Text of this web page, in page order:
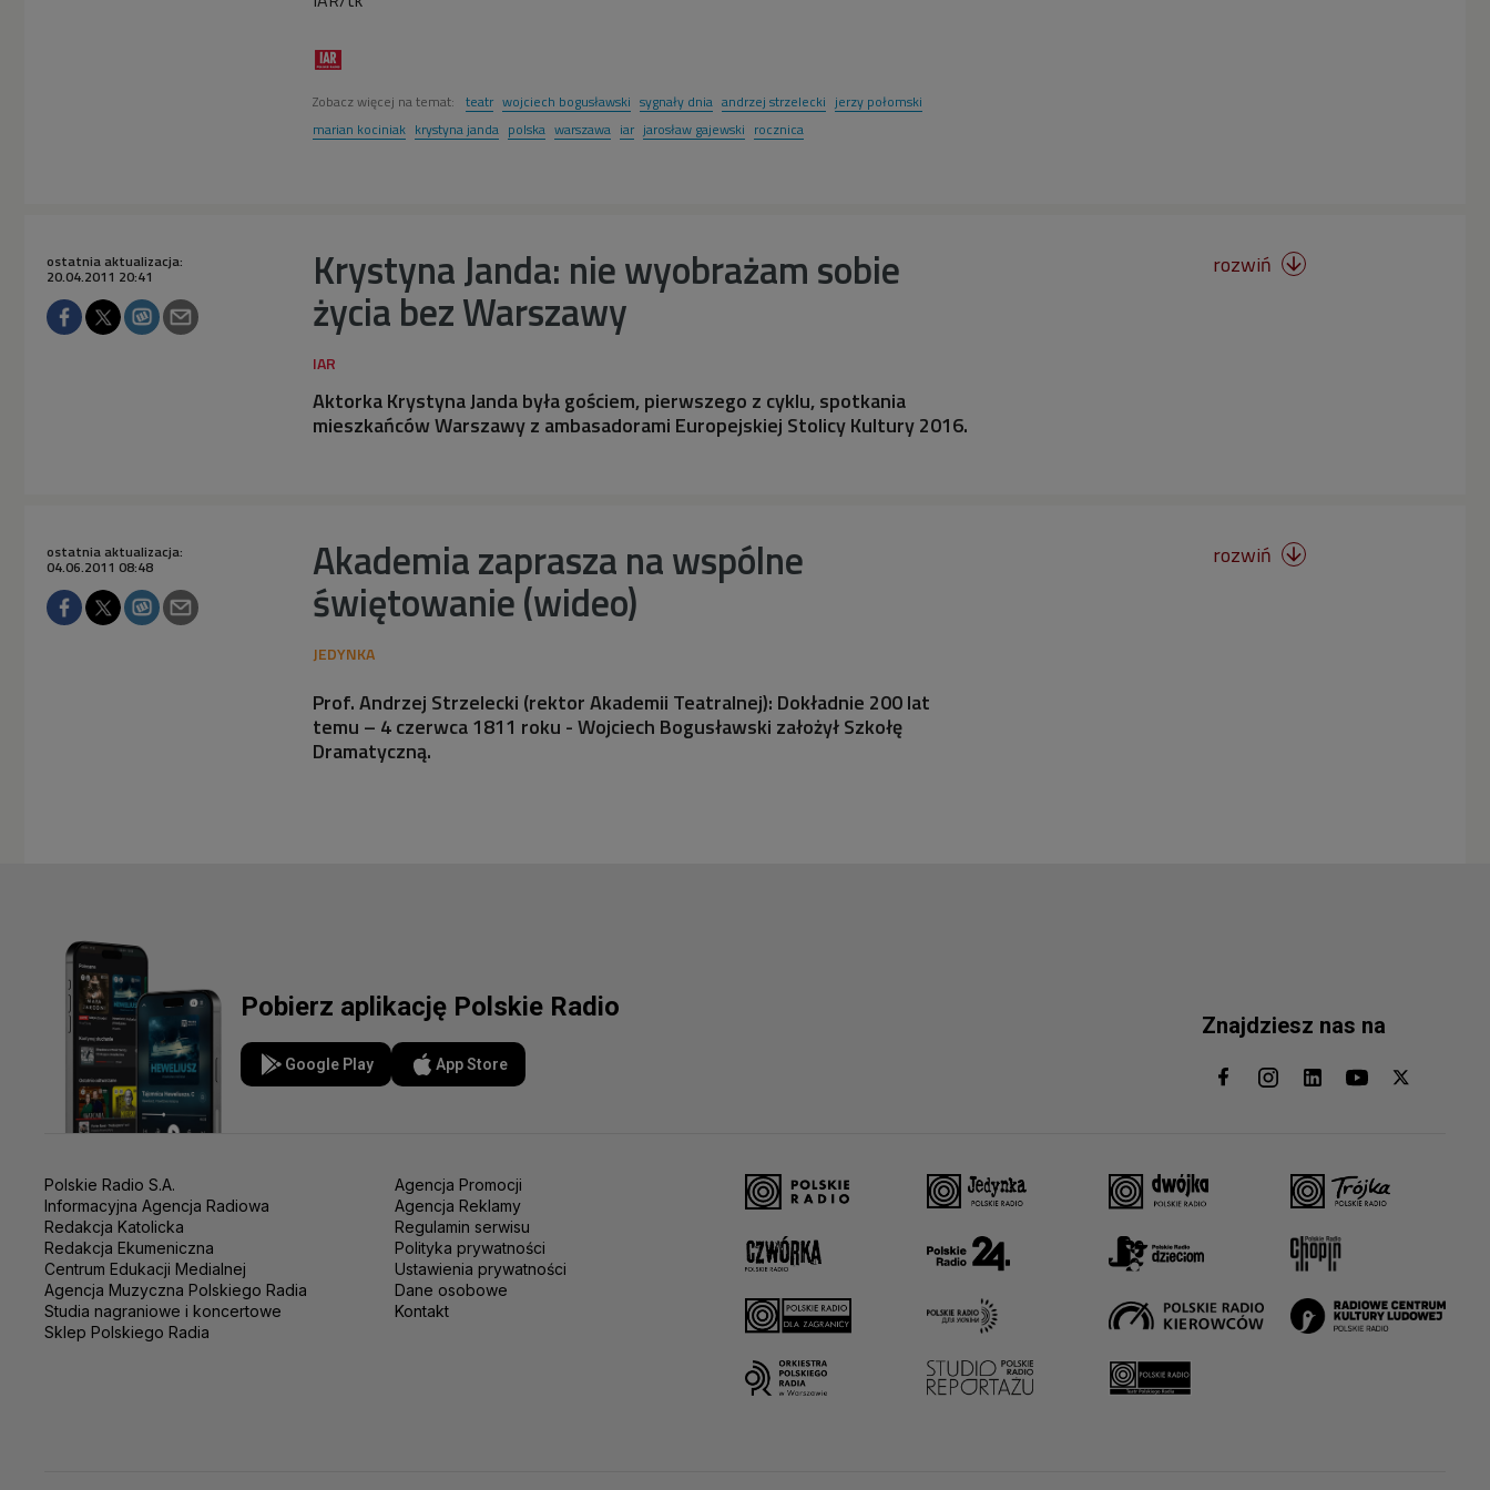
Zobacz więcej na temat: teatr wojciech bogusławski sygnały dnia andrzej strzelecki jerzy połomski
marian kociniak krystyna janda polska warszawa iar jarosław gajewski rocznica
Krystyna Janda: nie wyobrażam sobie
życia bez Warszawy
ostatnia aktualizacja:
20.04.2011 20:41
Aktorka Krystyna Janda była gościem, pierwszego z cyklu, spotkania
mieszkańców Warszawy z ambasadorami Europejskiej Stolicy Kultury 2016.
rozwiń 
Akademia zaprasza na wspólne
świętowanie (wideo)
ostatnia aktualizacja:
04.06.2011 08:48
Prof. Andrzej Strzelecki (rektor Akademii Teatralnej): Dokładnie 200 lat
temu – 4 czerwca 1811 roku - Wojciech Bogusławski założył Szkołę
Dramatyczną.
rozwiń 
Pobierz aplikację Polskie Radio
Google Play App Store
Znajdziesz nas na
Polskie Radio S.A.
Informacyjna Agencja Radiowa
Redakcja Katolicka
Redakcja Ekumeniczna
Centrum Edukacji Medialnej
Agencja Muzyczna Polskiego Radia
Studia nagraniowe i koncertowe
Sklep Polskiego Radia
Agencja Promocji
Agencja Reklamy
Regulamin serwisu
Polityka prywatności
Ustawienia prywatności
Dane osobowe
Kontakt